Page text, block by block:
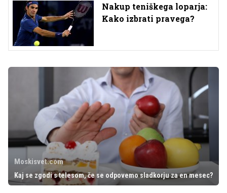
Nakup teniškega loparja:
Kako izbrati pravega?
Moskisvet.com
Kaj se zgodi s telesom, če se odpovemo sladkorju za en mesec?